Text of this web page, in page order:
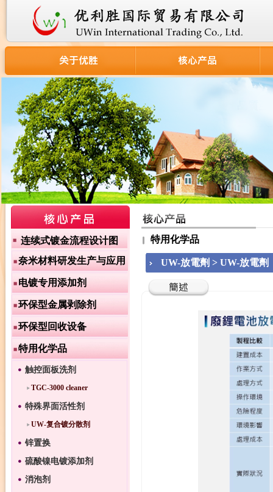
连续式镀金流程设计图
奈米材料研发生产与应用
电镀专用添加剂
环保型金属剥除剂
环保型回收设备
特用化学品
触控面板洗剂
TGC-3000 cleaner
特殊界面活性剂
UW-复合镀分散剂
锌置换
硫酸镍电镀添加剂
消泡剂
特用化学品
UW-放電劑 > UW-放電劑